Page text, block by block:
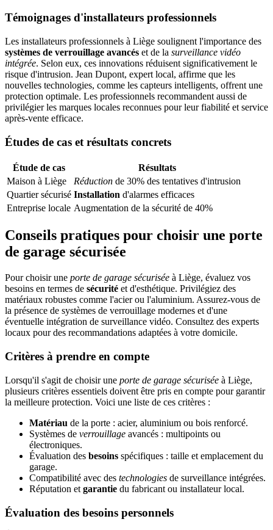
Témoignages d'installateurs professionnels
Les installateurs professionnels à Liège soulignent l'importance des
systèmes de verrouillage avancés et de la surveillance vidéo
intégrée. Selon eux, ces innovations réduisent significativement le
risque d'intrusion. Jean Dupont, expert local, affirme que les
nouvelles technologies, comme les capteurs intelligents, offrent une
protection optimale. Les professionnels recommandent aussi de
privilégier les marques locales reconnues pour leur fiabilité et service
après-vente efficace.
Études de cas et résultats concrets
Étude de cas
Résultats
Maison à Liège
Réduction de 30% des tentatives d'intrusion
Quartier sécurisé Installation d'alarmes efficaces
Entreprise locale Augmentation de la sécurité de 40%
Conseils pratiques pour choisir une porte
de garage sécurisée
Pour choisir une porte de garage sécurisée à Liège, évaluez vos
besoins en termes de sécurité et d'esthétique. Privilégiez des
matériaux robustes comme l'acier ou l'aluminium. Assurez-vous de
la présence de systèmes de verrouillage modernes et d'une
éventuelle intégration de surveillance vidéo. Consultez des experts
locaux pour des recommandations adaptées à votre domicile.
Critères à prendre en compte
Lorsqu'il s'agit de choisir une porte de garage sécurisée à Liège,
plusieurs critères essentiels doivent être pris en compte pour garantir
la meilleure protection. Voici une liste de ces critères :
Matériau de la porte : acier, aluminium ou bois renforcé.
Systèmes de verrouillage avancés : multipoints ou
électroniques.
Évaluation des besoins spécifiques : taille et emplacement du
garage.
Compatibilité avec des technologies de surveillance intégrées.
Réputation et garantie du fabricant ou installateur local.
Évaluation des besoins personnels